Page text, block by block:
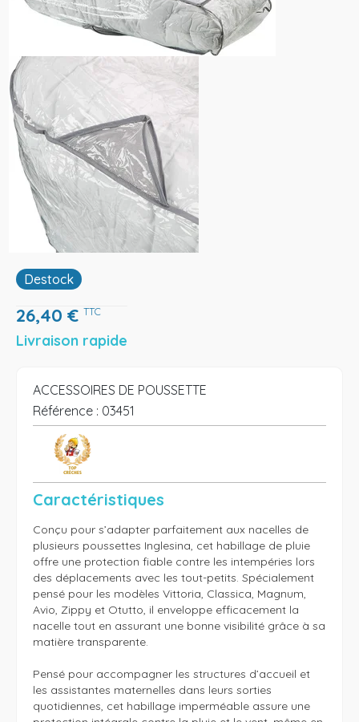
Destock
26,40 € TTC
Livraison rapide
ACCESSOIRES DE POUSSETTE
Référence : 03451
Caractéristiques
Conçu pour s’adapter parfaitement aux nacelles de
plusieurs poussettes Inglesina, cet habillage de pluie
offre une protection fiable contre les intempéries lors
des déplacements avec les tout-petits. Spécialement
pensé pour les modèles Vittoria, Classica, Magnum,
Avio, Zippy et Otutto, il enveloppe efficacement la
nacelle tout en assurant une bonne visibilité grâce à sa
matière transparente.
Pensé pour accompagner les structures d’accueil et
les assistantes maternelles dans leurs sorties
quotidiennes, cet habillage imperméable assure une